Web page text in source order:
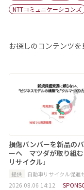
会社概要
NTTコミュニケーションズ
お探しのコンテンツを
損傷バンパーを新品の
ーへ マツダが取り組
リサイクル」
提供 自動車リサイクル促進
2026.08.06 14:12